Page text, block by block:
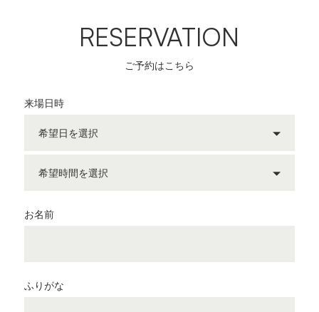
RESERVATION
ご予約はこちら
来場日時
お名前
ふりがな